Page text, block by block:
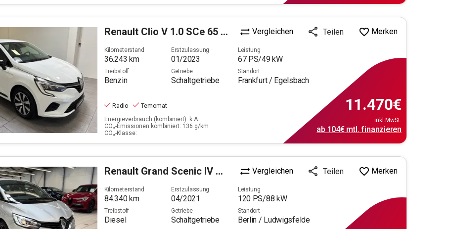
Renault Clio V 1.0 SCe 65 Equilibre (EURO 6d) Vergleichen Teilen Merken
Kilometerstand
36.243 km
Erstzulassung
01/2023
Leistung
67PS/49kW
Treibstoff
Benzin
Getriebe
Schaltgetriebe
Standort
Frankfurt / Egelsbach
Radio
Temomat
Energieverbrauch (kombiniert): k.A.
CO₂-Emissionen kombiniert: 136 g/km
CO₂-Klasse:
11.470€
inkl.MwSt.
ab 104€mtl. finanzieren
Renault Grand Scenic IV 1.7 BLUE dCi 120 Grand Business (E Vergleichen Teilen Merken
Kilometerstand
84.340km
Erstzulassung
04/2021
Leistung
120 PS/88 kW
Treibstoff
Diesel
Getriebe
Schaltgetriebe
Standort
Berlin / Ludwigsfelde